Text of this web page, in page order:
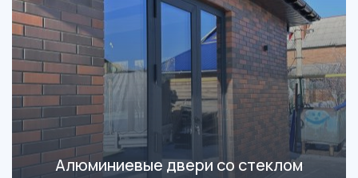
Алюминиевые двери со стеклом